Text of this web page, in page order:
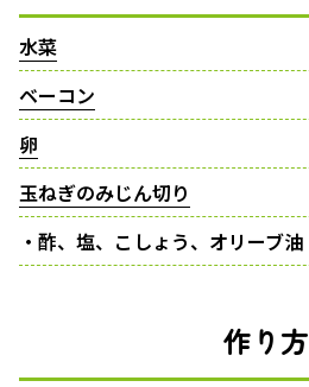
水菜
ベーコン
卵
玉ねぎのみじん切り
・酢、塩、こしょう、オリーブ油
作り方